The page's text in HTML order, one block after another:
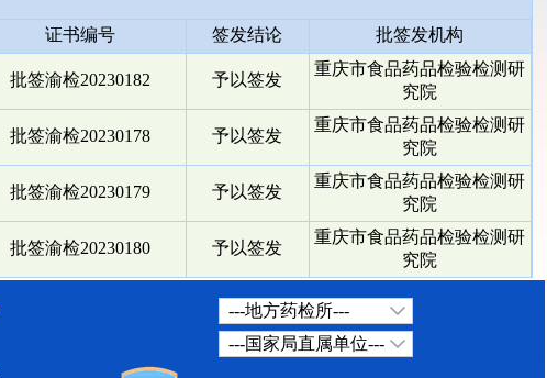
证书编号 签发结论 批签发机构
批签渝检20230182 予以签发
重庆市食品药品检验检测研
究院
批签渝检20230178 予以签发
重庆市食品药品检验检测研
究院
批签渝检20230179 予以签发
重庆市食品药品检验检测研
究院
批签渝检20230180 予以签发
重庆市食品药品检验检测研
究院
---地方药检所---
---国家局直属单位---